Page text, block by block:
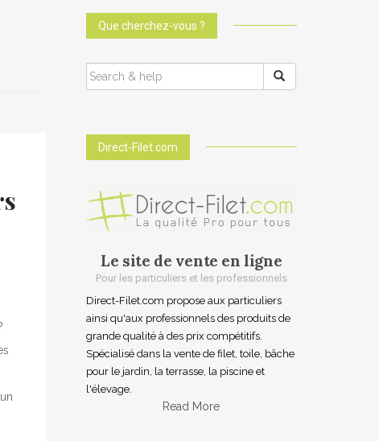
Que cherchez-vous ?
SEARCH
FOR:
Direct-Filet.com
Le site de vente en ligne
Pour les particuliers et les professionnels
Direct-Filet.com propose aux particuliers
ainsi qu'aux professionnels des produits de
grande qualité à des prix compétitifs.
Spécialisé dans la vente de filet, toile, bâche
pour le jardin, la terrasse, la piscine et
l'élevage.
Read More